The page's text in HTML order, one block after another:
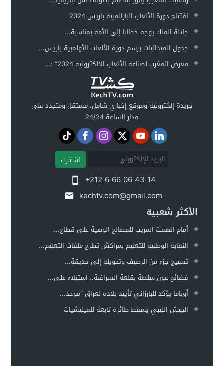
افتتاح دورة الألعاب البارالمبية باريس 2024
جلالة الملك يوجه خطابا إلى الأمة بمناسبة...
جدول الميداليات برسم دورة الألعاب الأولمبية باريس...
معرض المغرب لصناعة الألعاب الالكترونية 2024” :...
جريدة إلكترونية وموقع إخباري شامل، مستقل ومتجدد على
مدار الساعة 24/24
اشـتـرك
+212 6 66 06 43 14
kechtv.com@gmail.com
الأكثر شعبية
أمام الصمت المريب للمصالح الوصية على قطاع...
النقابة الوطنية للتعليم بمراكش تطرح ملفات التعليم...
تسييج جزء من الرصيف وتحويله إلى حديقة...
فضائح عون سلطة بقلعة السراغنة.. استيلاء على...
أوباما يؤكد للبارزاني تأييد بلاده لعراق “موحد...
الجيش الليبي يسقط طائرة تابعة للميليشيات